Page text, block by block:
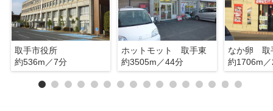
取手市役所
約536m／7分
ホットモット 取手東
約3505m／44分
なか卵 取
約1706m